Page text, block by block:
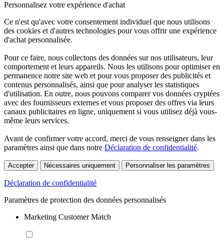
Personnalisez votre expérience d'achat
Ce n'est qu'avec votre consentement individuel que nous utilisons
des cookies et d'autres technologies pour vous offrir une expérience
d'achat personnalisée.
Pour ce faire, nous collectons des données sur nos utilisateurs, leur
comportement et leurs appareils. Nous les utilisons pour optimiser en
permanence notre site web et pour vous proposer des publicités et
contenus personnalisés, ainsi que pour analyser les statistiques
d'utilisation. En outre, nous pouvons comparer vos données cryptées
avec des fournisseurs externes et vous proposer des offres via leurs
canaux publicitaires en ligne, uniquement si vous utilisez déjà vous-
même leurs services.
Avant de confirmer votre accord, merci de vous renseigner dans les
paramètres ainsi que dans notre Déclaration de confidentialité.
Accepter Nécessaires uniquement Personnaliser les paramètres
Déclaration de confidentialité
Paramètres de protection des données personnalisés
Marketing Customer Match